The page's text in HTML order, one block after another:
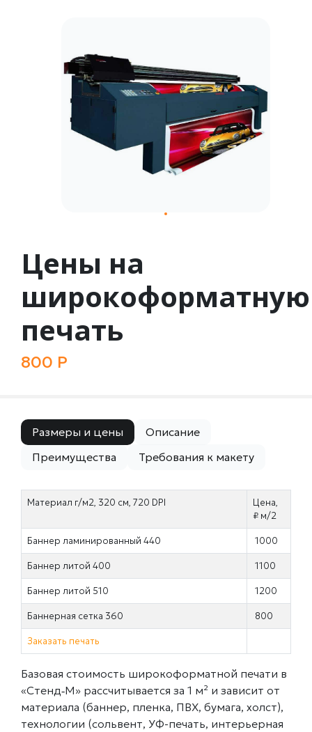
Цены на
широкоформатную
печать
800 Р
Размеры и цены
Описание
Преимущества
Требования к макету
Материал г/м2, 320 см, 720 DPI
Цена,
₽ м/2
Баннер ламинированный 440 1000
Баннер литой 400 1100
Баннер литой 510 1200
Баннерная сетка 360 800
Заказать печать
Базовая стоимость широкоформатной печати в
«Стенд‑М» рассчитывается за 1 м² и зависит от
материала (баннер, пленка, ПВХ, бумага, холст),
технологии (сольвент, УФ-печать, интерьерная